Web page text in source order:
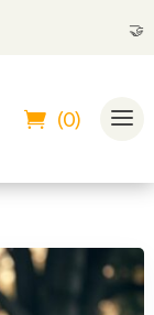
🤝
(0)